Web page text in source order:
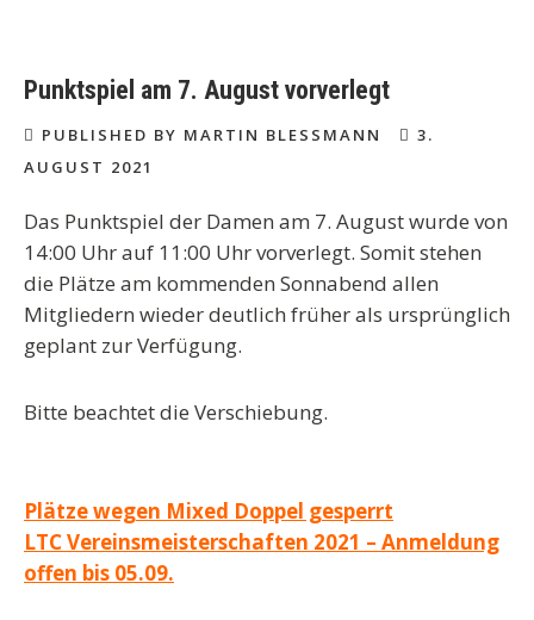
Punktspiel am 7. August vorverlegt
PUBLISHED BY MARTIN BLESSMANN
3.
AUGUST 2021
Das Punktspiel der Damen am 7. August wurde von
14:00 Uhrauf 11:00 Uhr vorverlegt. Somit stehen
die Plätze am kommenden Sonnabend allen
Mitgliedern wieder deutlich früher als ursprünglich
geplant zur Verfügung.
Bitte beachtet die Verschiebung.
Beitragsnavigation
Plätze wegen Mixed Doppel gesperrt
LTC Vereinsmeisterschaften 2021 – Anmeldung
offen bis 05.09.